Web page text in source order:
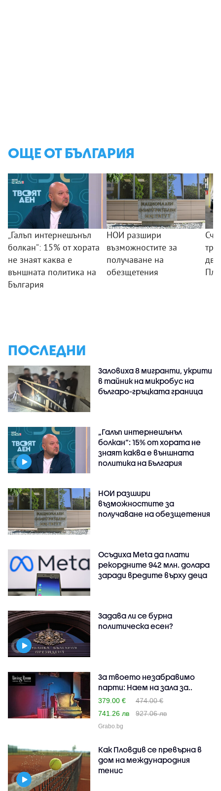
ОЩЕ ОТ БЪЛГАРИЯ
„Галъп интернешънъл
болкан“: 15% от хората
не знаят каква е
външната политика на
България
НОИ разшири
възможностите за
получаване на
обезщетения
ПОСЛЕДНИ
Заловиха 8 мигранти, укрити
в тайник на микробус на
българо-гръцката граница
„Галъп интернешънъл
болкан“: 15% от хората не
знаят каква е външната
политика на България
НОИ разшири
възможностите за
получаване на обезщетения
Осъдиха Meta да плати
рекордните 942 млн. долара
заради вредите върху деца
Задава ли се бурна
политическа есен?
За твоето незабравимо
парти: Наем на зала за..
379.00 €
474.00 €
741.26 лв
927.06 лв
Grabo.bg
Как Пловдив се превърна в
дом на международния
тенис